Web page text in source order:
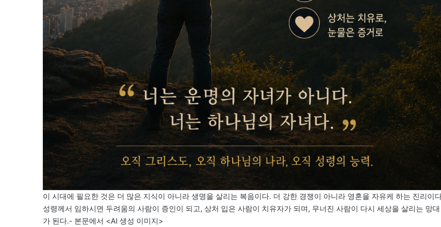
이 시대에 필요한 것은 더 많은 지식이 아니라 생명을 살리는 복음이다. 더 강한 경쟁이 아니라 영혼을 자유케 하는 진리이
성령께서 임하시면 두려움의 사람이 증인이 되고, 상처 입은 사람이 치유자가 되며, 무너진 사람이 다시 세상을 살리는 망대
가 된다.- 본문에서 <AI 생성 이미지>